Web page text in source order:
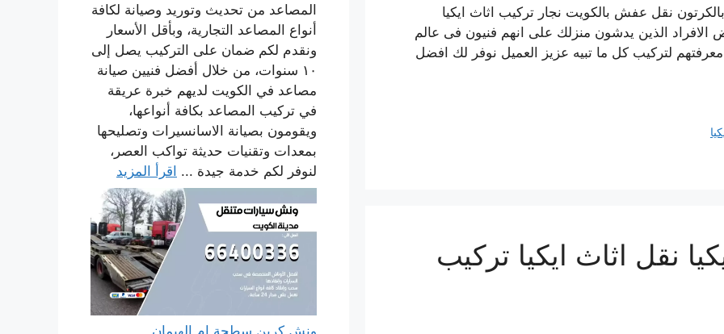
نقل عفش بالكويت نجار تركيب اثاث ايكيا
الافراد الذين يدشون منزلك على انهم فنيون فى عالم
لتركيب كل ما تبيه عزيز العميل نوفر لك افضل
نقل اثاث ايكيا تركيب
المصاعد من تحديث وتوريد وصيانة لكافة
أنواع المصاعد التجارية، وبأقل الأسعار
ونقدم لكم ضمان على التركيب يصل إلى
١٠ سنوات، من خلال أفضل فنيين صيانة
مصاعد في الكويت لديهم خبرة عريقة
في تركيب المصاعد بكافة أنواعها،
ويقومون بصيانة الاسانسيرات وتصليحها
بمعدات وتقنيات حديثة تواكب العصر،
لنوفر لكم خدمة جيدة ... اقرأ المزيد
ونش كرين سطحة ام الهيمان